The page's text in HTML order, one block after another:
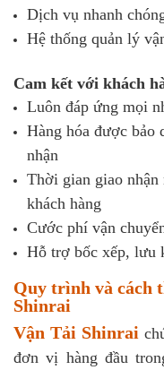
Dịch vụ nhanh
Hệ thống quản lý
Cam kết với khách
Luôn đáp ứng mọi
Hàng hóa được bảo
nhận
Thời gian giao nhận
khách hàng
Cước phí vận
Hỗ trợ bốc xếp, lưu
Quy trình và cách
Shinrai
Vận Tải Shinrai
đơn vị hàng đầu